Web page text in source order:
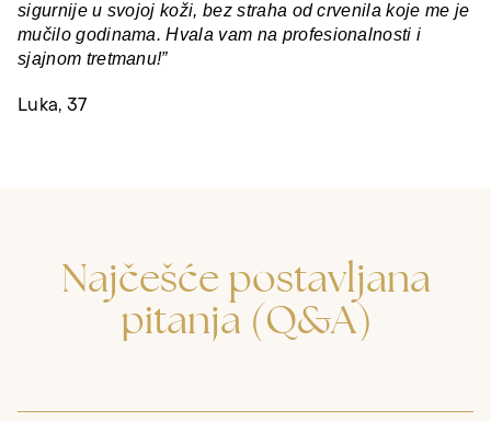
sigurnije u svojoj koži, bez straha od crvenila koje me je
mučilo godinama. Hvala vam na profesionalnosti i
sjajnom tretmanu!”
Luka, 37
Najčešće postavljana
pitanja (Q&A)